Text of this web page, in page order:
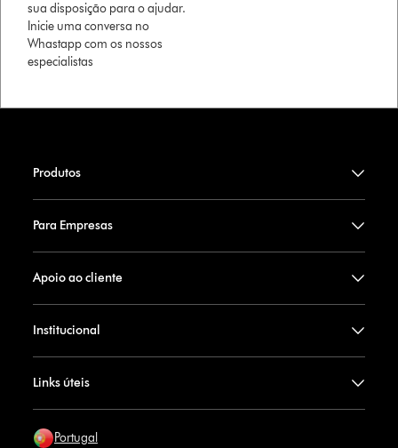
sua disposição para o ajudar.
Inicie uma conversa no
Whastapp com os nossos
especialistas
Produtos
Para Empresas
Apoio ao cliente
Institucional
Links úteis
Portugal